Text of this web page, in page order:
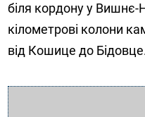
біля кордону у
кілометрові колони
від Кошице до